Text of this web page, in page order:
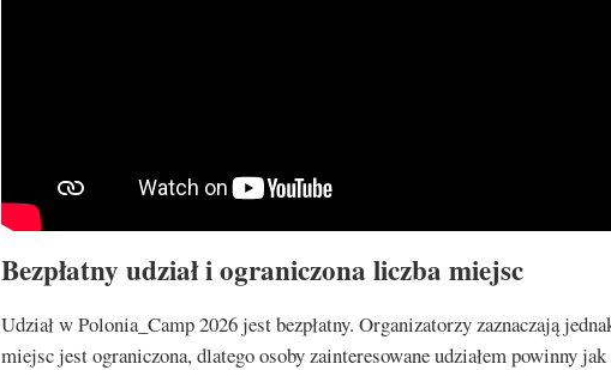
Bezpłatny udział i ograniczona liczba miejsc
Udział w Polonia_Camp 2026 jest bezpłatny. Organizatorzy zaznaczają
miejsc jest ograniczona, dlatego osoby zainteresowane udziałem powinny